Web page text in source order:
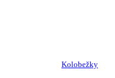
Kolobežky